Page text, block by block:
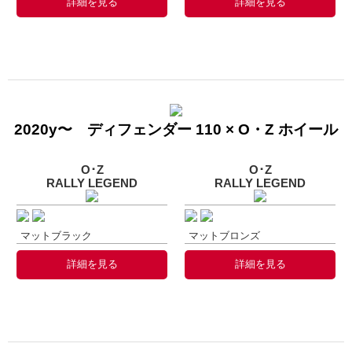
2020y〜 ディフェンダー 110 × O・Z ホイール
O･Z
RALLY LEGEND
マットブラック
詳細を見る
O･Z
RALLY LEGEND
マットブロンズ
詳細を見る